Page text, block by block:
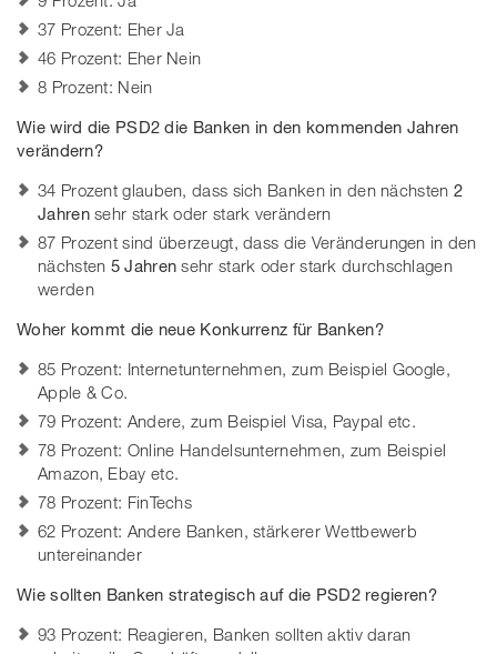
37 Prozent: Eher Ja
46 Prozent: Eher Nein
8 Prozent: Nein
Wie wird die PSD2 die Banken in den kommenden Jahren
verändern?
34 Prozent glauben, dass sich Banken in den nächsten 2
Jahrensehr stark oder stark verändern
87 Prozent sind überzeugt, dass die Veränderungen in den
nächsten 5 Jahren sehr stark oder stark durchschlagen
werden
Woher kommt die neue Konkurrenz für Banken?
85 Prozent: Internetunternehmen, zum Beispiel Google,
Apple & Co.
79 Prozent: Andere, zum Beispiel Visa, Paypal etc.
78 Prozent: Online Handelsunternehmen, zum Beispiel
Amazon, Ebay etc.
78 Prozent: FinTechs
62 Prozent: Andere Banken, stärkerer Wettbewerb
untereinander
Wie sollten Banken strategisch auf die PSD2 regieren?
93 Prozent: Reagieren, Banken sollten aktiv daran